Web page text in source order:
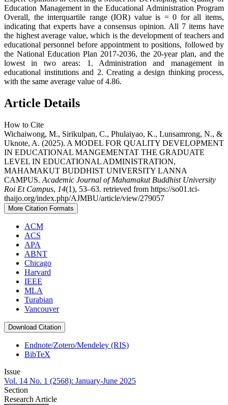
Education Management in the Educational Administration Program
Overall, the interquartile range (IOR) value is = 0 for all items,
indicating that experts have a consensus opinion. All 7 items have
the highest average value, which is the development of teachers and
educational personnel before appointment to positions, followed by
the National Education Plan 2017-2036, the 20-year plan, and the
lowest in two areas: 1. Administration and management in
educational institutions and 2. Creating a design thinking process,
with the same average value of 4.86.
Article Details
How to Cite
Wichaiwong, M., Sirikulpan, C., Phulaiyao, K., Lunsamrong, N., &
Uknote, A. (2025). A MODEL FOR QUALITY DEVELOPMENT
IN EDUCATIONAL MANGEMENTAT THE GRADUATE
LEVEL IN EDUCATIONAL ADMINISTRATION,
MAHAMAKUT BUDDHIST UNIVERSITY LANNA
CAMPUS. Academic Journal of Mahamakut Buddhist University
Roi Et Campus, 14(1), 53–63. retrieved from https://so01.tci-
thaijo.org/index.php/AJMBU/article/view/279057
More Citation Formats
ACM
ACS
APA
ABNT
Chicago
Harvard
IEEE
MLA
Turabian
Vancouver
Download Citation
Endnote/Zotero/Mendeley (RIS)
BibTeX
Issue
Vol. 14 No. 1 (2568): January-June 2025
Section
Research Article